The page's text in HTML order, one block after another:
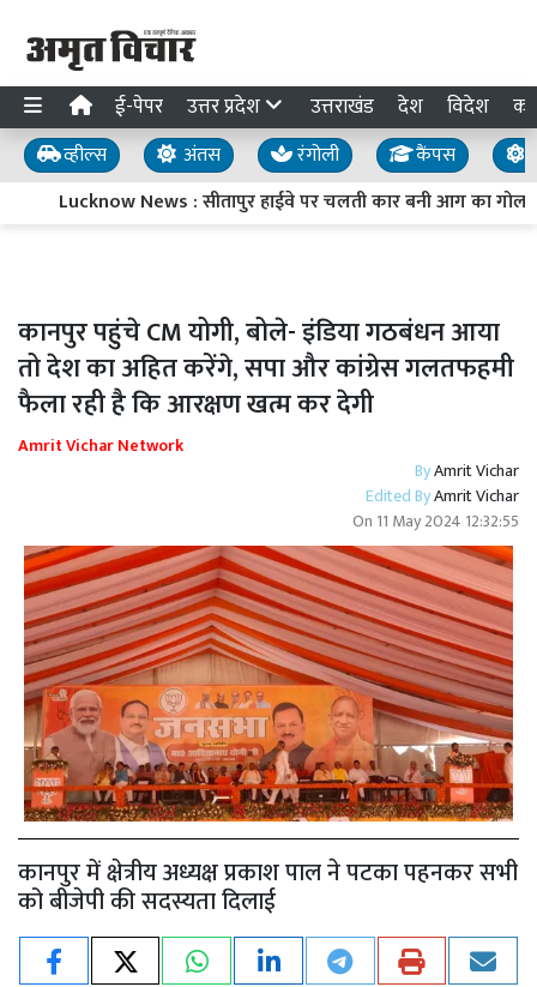
ई-पेपर उत्तर प्रदेश उत्तराखंड देश विदेश
व्हील्स अंतस रंगोली कैंपस
Lucknow News : सीतापुर हाईवे पर चलती कार बनी आग का
कानपुर पहुंचे CM योगी, बोले- इंडिया गठबंधन आया
तो देश का अहित करेंगे, सपा और कांग्रेस गलतफहमी
फैला रही है कि आरक्षण खत्म कर देगी
Amrit Vichar Network
ByAmrit Vichar
Edited ByAmrit Vichar
On 11 May 2024 12:32:55
कानपुर में क्षेत्रीय अध्यक्ष प्रकाश पाल ने पटका पहनकर सभी
को बीजेपी की सदस्यता दिलाई